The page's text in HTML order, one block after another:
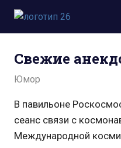
Пропустить
перейти
содержимому
космосе.
фото,
юмор,
база
знаний.
Свежие
11.12.2024
admin
Юмор
В павильоне
сеанс связи с
Международной